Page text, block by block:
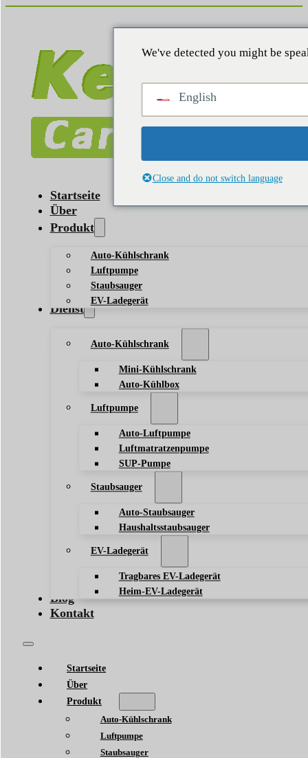
Startseite
Über
Produkt
Auto-Kühlschrank
Luftpumpe
Staubsauger
EV-Ladegerät
Dienst
Auto-Kühlschrank
Mini-Kühlschrank
Auto-Kühlbox
Luftpumpe
Auto-Luftpumpe
Luftmatratzenpumpe
SUP-Pumpe
Staubsauger
Auto-Staubsauger
Haushaltsstaubsauger
EV-Ladegerät
Tragbares EV-Ladegerät
Heim-EV-Ladegerät
Blog
Kontakt
Startseite
Über
Produkt
Auto-Kühlschrank
Luftpumpe
Staubsauger
We've detected you might be
English
Close and do not switch language